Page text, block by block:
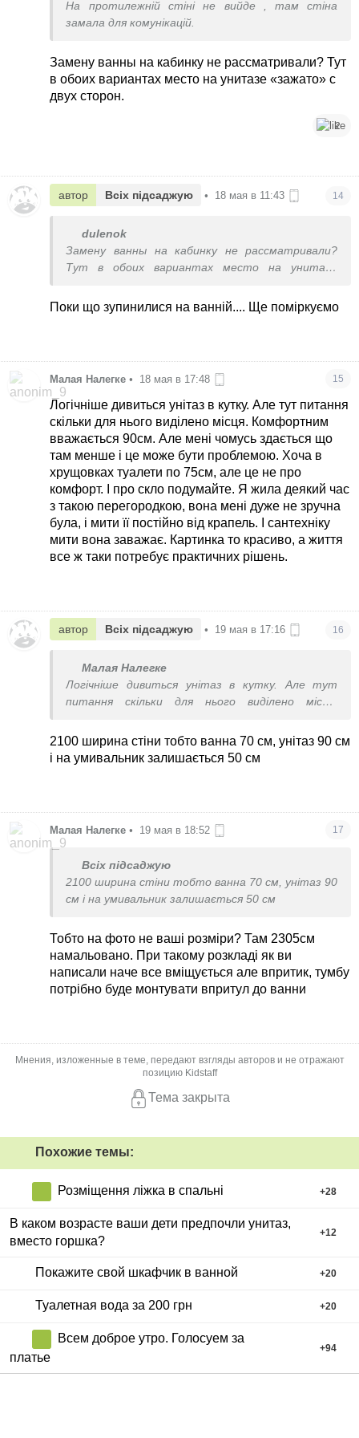
На протилежній стіні не вийде , там стіна
замала для комунікацій.
Замену ванны на кабинку не рассматривали? Тут
в обоих вариантах место на унитазе «зажато» с
двух сторон.
2
автор Всіх підсаджую • 18 мая в 11:43 14
dulenok
Замену ванны на кабинку не рассматривали?
Тут в обоих вариантах место на унитазе
Поки що зупинилися на ванній.... Ще поміркуємо
Малая Налегке • 18 мая в 17:48 15
Логічніше дивиться унітаз в кутку. Але тут питання
скільки для нього виділено місця. Комфортним
вважається 90см. Але мені чомусь здається що
там менше і це може бути проблемою. Хоча в
хрущовках туалети по 75см, але це не про
комфорт. І про скло подумайте. Я жила деякий час
з такою перегородкою, вона мені дуже не зручна
була, і мити її постійно від крапель. І сантехніку
мити вона заважає. Картинка то красиво, а життя
все ж таки потребує практичних рішень.
автор Всіх підсаджую • 19 мая в 17:16 16
Малая Налегке
Логічніше дивиться унітаз в кутку. Але тут
питання скільки для нього виділено місця.
здається що там менше і це може бути
проблемою. Хоча в хрущовках туалети по 75см,
Картинка то красиво, а життя все ж таки
2100 ширина стіни тобто ванна 70 см, унітаз 90 см
і на умивальник залишається 50 см
Малая Налегке • 19 мая в 18:52 17
Всіх підсаджую
2100 ширина стіни тобто ванна 70 см, унітаз 90
см і на умивальник залишається 50 см
Тобто на фото не ваші розміри? Там 2305см
намальовано. При такому розкладі як ви
написали наче все вміщується але впритик, тумбу
потрібно буде монтувати впритул до ванни
Мнения, изложенные в теме, передают взгляды авторов и не отражают
позицию Kidstaff
Тема закрыта
Похожие темы:
Розміщення ліжка в спальні +28
В каком возрасте ваши дети предпочли унитаз,
вместо горшка?
+12
Покажите свой шкафчик в ванной +20
Туалетная вода за 200 грн +20
Всем доброе утро. Голосуем за
платье
+94